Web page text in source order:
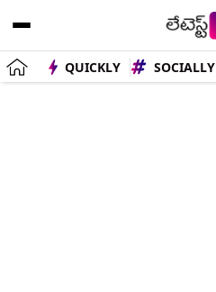
QUICKLY SOCIALLY